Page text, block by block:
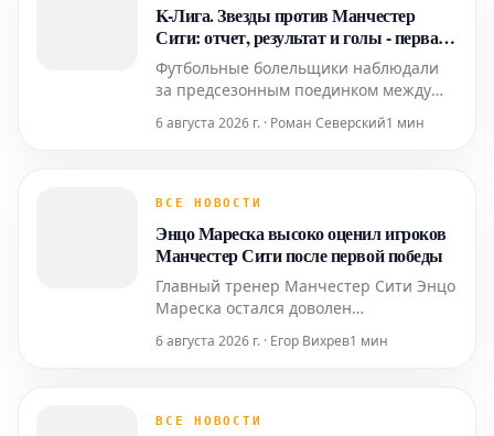
принесло победу туринскому клубу.
K-Лига. Звезды против Манчестер
Сити: отчет, результат и голы - первая
победа Марески
Футбольные болельщики наблюдали
за предсезонным поединком между
чемпионом английской Премьер-лиги,
одержавших первую победу под
Энцо Марески. Игра, про
6 августа 2026 г. · Роман Северский1 мин
ВСЕ НОВОСТИ
Энцо Мареска высоко оценил игроков
Манчестер Сити после первой победы
Главный тренер Манчестер Сити Энцо
Мареска остался доволен
предсезонной победе над сборной
6 августа 2026 г. · Егор Вихрев1 мин
ВСЕ НОВОСТИ